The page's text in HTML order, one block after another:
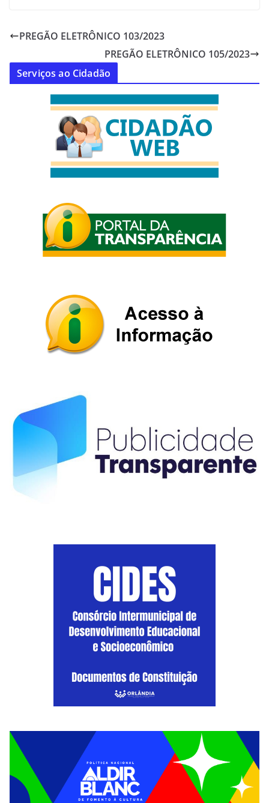
PREGÃO ELETRÔNICO 103/2023
PREGÃO ELETRÔNICO 105/2023
Serviços ao Cidadão